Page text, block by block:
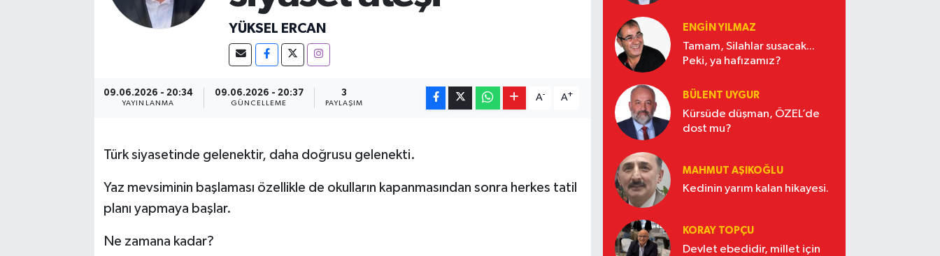
YÜKSEL ERCAN
09.06.2026 - 20:34
YAYINLANMA
09.06.2026 - 20:37
GÜNCELLEME
3
PAYLAŞIM
A- A+
Türk siyasetinde gelenektir, daha doğrusu gelenekti.
Yaz mevsiminin başlaması özellikle de okulların kapanmasından sonra herkes tatil
planı yapmaya başlar.
Ne zamana kadar?
ENGİN YILMAZ
Tamam, Silahlar susacak...
Peki, ya hafızamız?
BÜLENT UYGUR
Kürsüde düşman, ÖZEL’de
dost mu?
MAHMUT AŞIKOĞLU
Kedinin yarım kalan hikayesi.
KORAY TOPÇU
Devlet ebedidir, millet için